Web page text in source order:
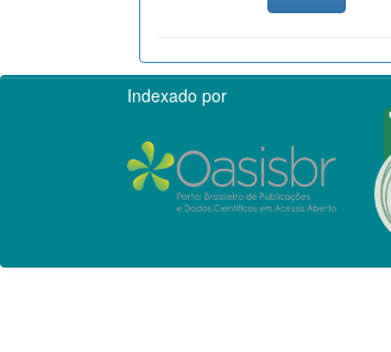
Indexado por